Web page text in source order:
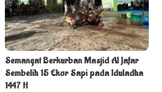
Semangat Berkurban Masjid Al Jafar
Sembelih 15 Ekor Sapi pada Iduladha
1447 H